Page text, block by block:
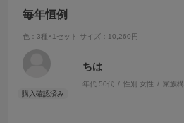
毎年恒例
色：3種×1セット サイズ：10,260円
ちは
年代:50代 性別:女性 家族